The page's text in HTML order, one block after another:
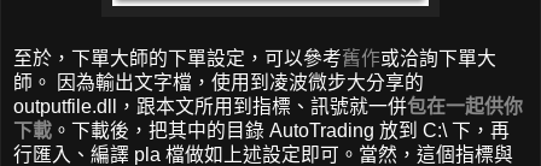
至於，下單大師的下單設定，可以參考舊作或洽詢下單大
師。 因為輸出文字檔，使用到凌波微步大分享的
outputfile.dll，跟本文所用到指標、訊號就一併包在一起供你
下載 。下載後，把其中的目錄 AutoTrading 放到 C:\ 下，再
行匯入、編譯 pla 檔做如上述設定即可。當然，這個指標與